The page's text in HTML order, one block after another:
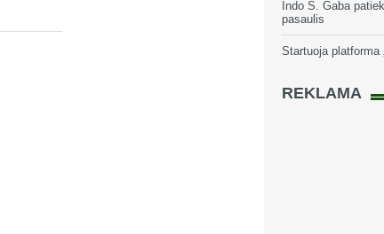
Indo S. Gaba
pasaulis
Startuoja platforma
REKLAMA